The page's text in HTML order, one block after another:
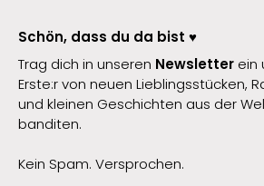
Schön, dass du da bist ♥️
Trag dich in unseren Newsletter ein
Erste:r von neuen Lieblingsstücken,
und kleinen Geschichten aus der
banditen.
Kein Spam. Versprochen.